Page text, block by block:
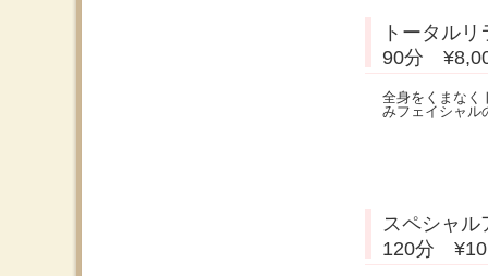
トータル
90分
全身をくまなく
みフェイシャル
スペシャル
120分